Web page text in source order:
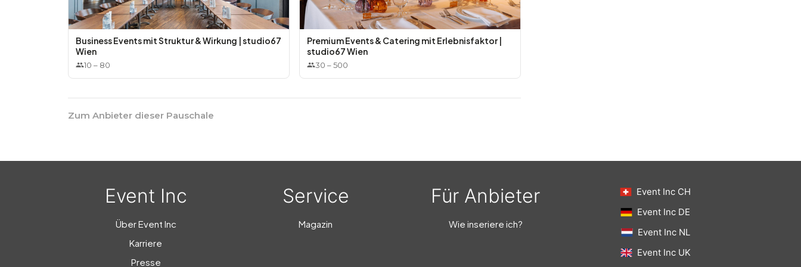
• Weine aus dem hauseigenen Keller
• Flaschen- & Fassbier aus dem Hause Ottakringer
• Prosecco vom Fass
• Aperitifs
• Kaffeevariationen
• Softdrinks
• Fancy X-Mas Slushies
• Bis zu 3 Cocktails nach individuellem Geschmack
• Restaurantbestuhlung bis 90 Personen, elegant eingedeckt mit stilvoller Deko
→ +€9,00 pro Person
Business Events mit Struktur & Wirkung | studio67
Wien
10 – 80
Premium Events & Catering mit Erlebnisfaktor |
studio67 Wien
30 –500
Zum Anbieter dieser Pauschale
Event Inc
Über Event Inc
Karriere
Presse
Service
Magazin
Für Anbieter
Wie inseriere ich?
Event Inc CH
Event Inc DE
Event Inc NL
Event Inc UK